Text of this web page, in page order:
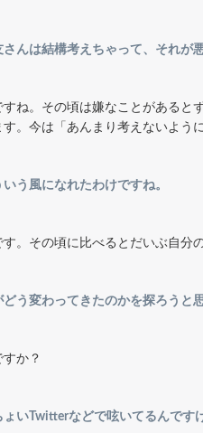
さんは結構考えちゃって、それ
すね。その頃は嫌なことがあると
す。今は「あんまり考えないよう
う風になれたわけですね。
す。その頃に比べるとだいぶ自分
どう変わってきたのかを探ろうと
すか？
ょいTwitterなどで呟いてるんです